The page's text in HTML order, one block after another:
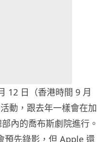
12 日（香港時間 9 月
動，跟去年一樣會在加
內的喬布斯劇院進行。
預先錄影，但 Apple 還